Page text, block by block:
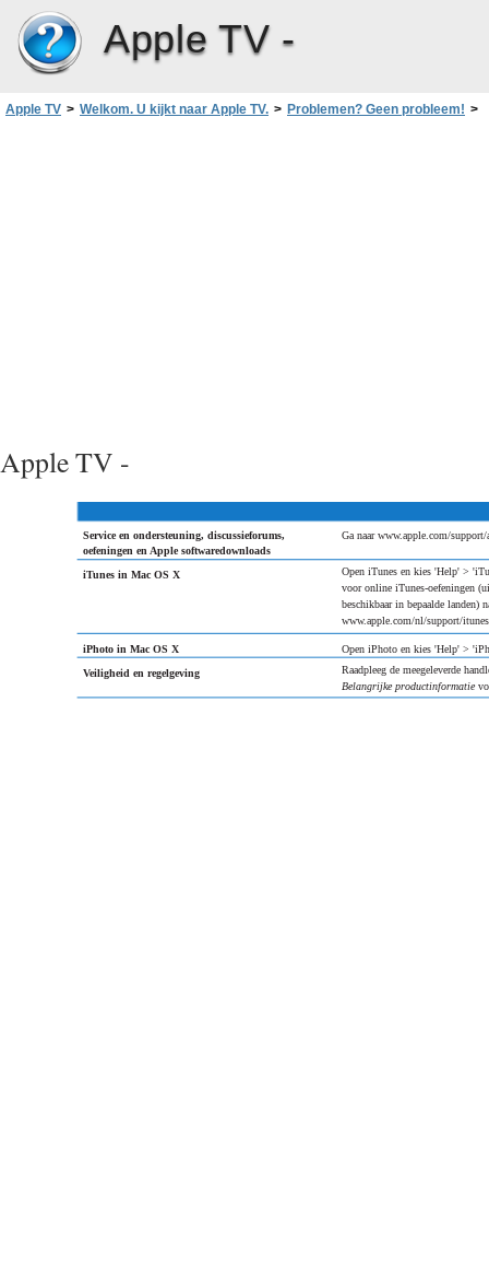
Apple TV -
Apple TV > Welkom. U kijkt naar Apple TV. > Problemen? Geen probleem! >
Apple TV -
Service en ondersteuning, discussieforums,
oefeningen en Apple softwaredownloads
Ga naar www.apple.com/
iTunes in Mac OS X
Open iTunes en kies 'Help' >
voor online iTunes-oefeningen
beschikbaar in bepaalde landen)
www.apple.com/nl/support/itunes
iPhoto in Mac OS X
Open iPhoto en kies 'Help' >
Veiligheid en regelgeving
Raadpleeg de meegeleverde
Belangrijke productinformatie